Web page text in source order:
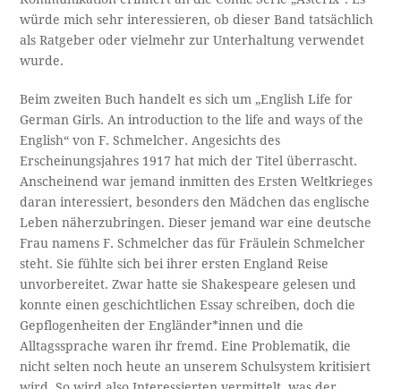
würde mich sehr interessieren, ob dieser Band tatsächlich
als Ratgeber oder vielmehr zur Unterhaltung verwendet
wurde.
Beim zweiten Buch handelt es sich um „English Life for
German Girls. An introduction to the life and ways of the
English“ von F. Schmelcher. Angesichts des
Erscheinungsjahres 1917 hat mich der Titel überrascht.
Anscheinend war jemand inmitten des Ersten Weltkrieges
daran interessiert, besonders den Mädchen das englische
Leben näherzubringen. Dieser jemand war eine deutsche
Frau namens F. Schmelcher das für Fräulein Schmelcher
steht. Sie fühlte sich bei ihrer ersten England Reise
unvorbereitet. Zwar hatte sie Shakespeare gelesen und
konnte einen geschichtlichen Essay schreiben, doch die
Gepflogenheiten der Engländer*innen und die
Alltagssprache waren ihr fremd. Eine Problematik, die
nicht selten noch heute an unserem Schulsystem kritisiert